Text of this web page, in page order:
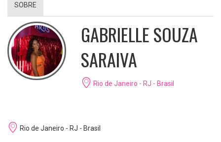
SOBRE
GABRIELLE SOUZA
SARAIVA
Rio de Janeiro - RJ - Brasil
Rio de Janeiro - RJ - Brasil